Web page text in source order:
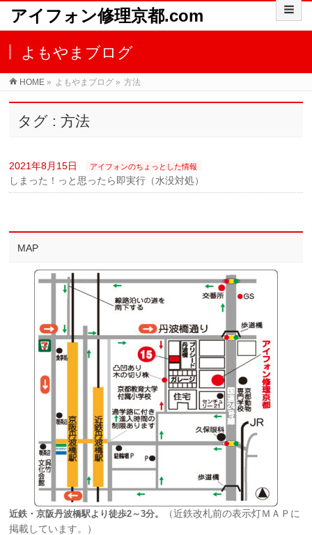
アイフォン修理京都.com
よもやまブログ
HOME » よもやまブログ » 方法
タグ : 方法
2021年8月15日 アイフォンのちょっとした情報
しまった！っと思ったら即実行（水没対処）
MAP
近鉄・京阪丹波橋駅より徒歩2～3分。
（近鉄改札前の表示灯ＭＡＰに
掲載しています。）